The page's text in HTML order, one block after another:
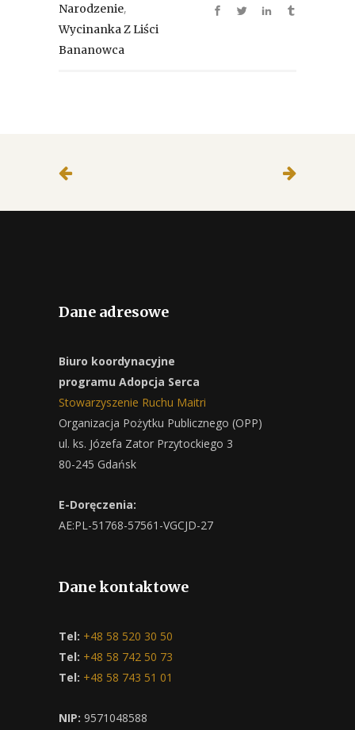
Narodzenie,
Wycinanka Z Liści
Bananowca
Dane adresowe
Biuro koordynacyjne
programu Adopcja Serca
Stowarzyszenie Ruchu Maitri
Organizacja Pożytku Publicznego (OPP)
ul. ks. Józefa Zator Przytockiego 3
80-245 Gdańsk
E-Doręczenia:
AE:PL-51768-57561-VGCJD-27
Dane kontaktowe
Tel: +48 58 520 30 50
Tel: +48 58 742 50 73
Tel: +48 58 743 51 01
NIP: 9571048588